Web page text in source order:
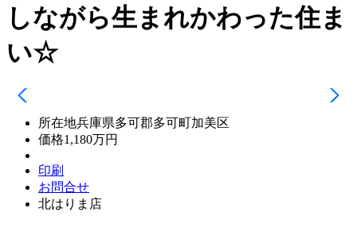
しながら生まれかわった住ま
い☆
所在地兵庫県多可郡多可町加美区
価格1,180万円
印刷
お問合せ
北はりま店